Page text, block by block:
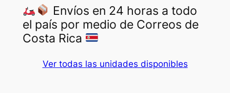
Envíos en 24 horas a todo
el país por medio de Correos de
Costa Rica
Ver todas las unidades disponibles